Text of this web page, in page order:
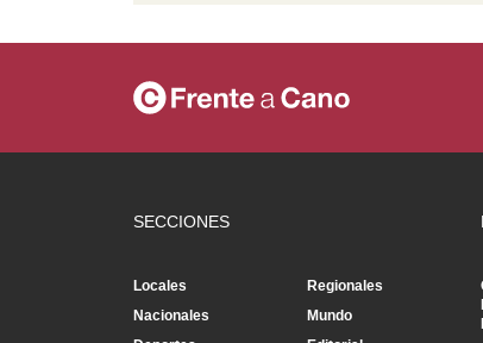
SECCIONES
Locales
Regionales
Nacionales
Mundo